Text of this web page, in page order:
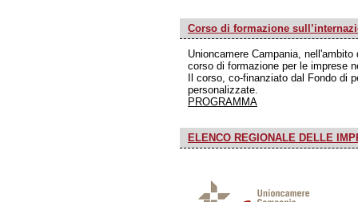
Corso di formazione
Unioncamere Campania,
corso di formazione per le imprese
Il corso, co-finanziato dal Fondo di
personalizzate.
PROGRAMMA
ELENCO REGIONALE DELLE